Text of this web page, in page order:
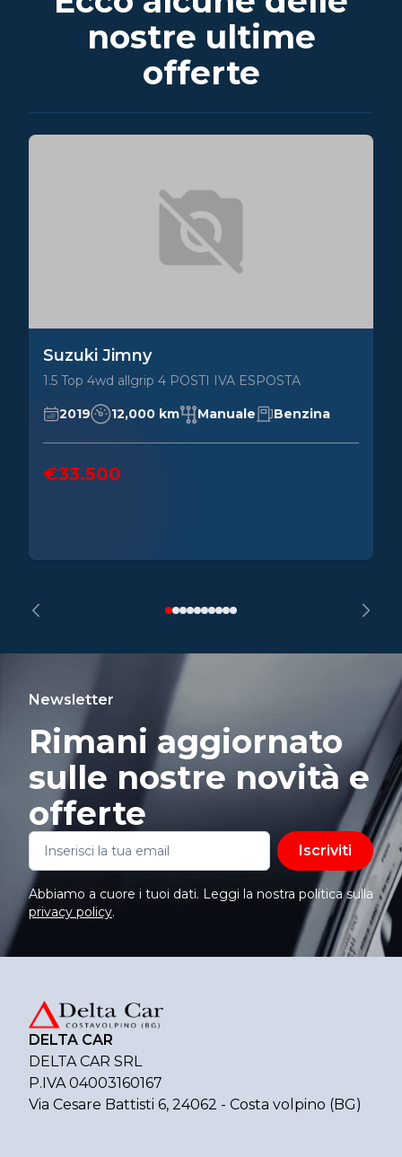
nostre ultime
offerte
Suzuki Jimny
1.5 Top 4wd allgrip 4 POSTI IVA ESPOSTA
2019 12,000 km Manuale Benzina
€33.500
Newsletter
Rimani aggiornato
sulle nostre novità e
offerte
Iscriviti
Abbiamo a cuore i tuoi dati. Leggi la nostra politica sulla
privacy policy.
DELTA CAR
DELTA CAR SRL
P.IVA 04003160167
Via Cesare Battisti 6, 24062 - Costa volpino (BG)